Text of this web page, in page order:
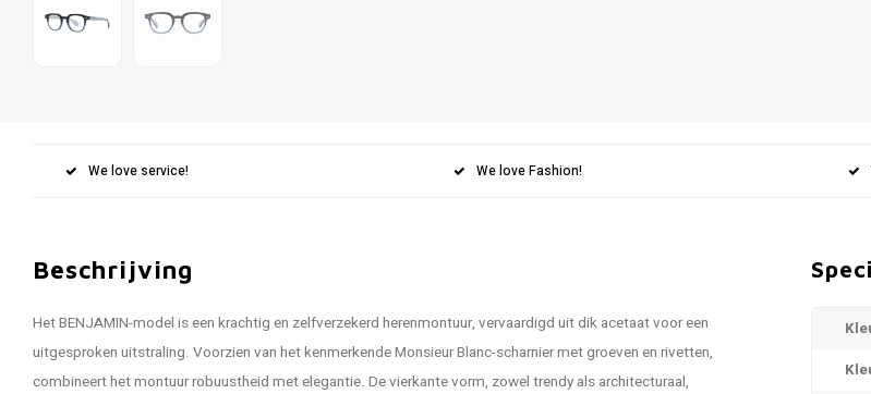
We love service! We love Fashion!
Beschrijving
Het BENJAMIN-model is een krachtig en zelfverzekerd herenmontuur, vervaardigd uit dik acetaat voor een
uitgesproken uitstraling. Voorzien van het kenmerkende Monsieur Blanc-scharnier met groeven en rivetten,
combineert het montuur robuustheid met elegantie. De vierkante vorm, zowel trendy als architecturaal,